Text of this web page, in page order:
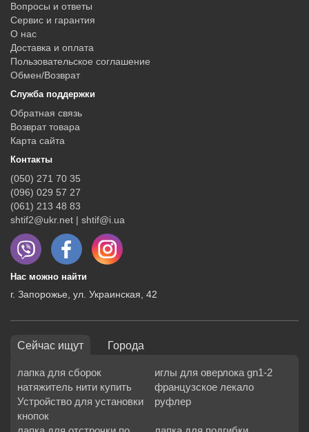
Вопросы и ответы
Сервис и гарантия
О нас
Доставка и оплата
Пользовательское соглашение
Обмен/Возврат
Служба поддержки
Обратная связь
Возврат товара
Карта сайта
Контакты
(050) 271 70 35
(096) 029 57 27
(061) 213 48 83
shtif2@ukr.net | shtif@i.ua
Нас можно найти
г. Запорожье, ул. Украинская, 42
Сейчас ищут Города
лапка для сборок
иглы для оверлока gn1-2
натяжитель нити купить
французское лекало
Устройство для установки
кнопок
руфлер